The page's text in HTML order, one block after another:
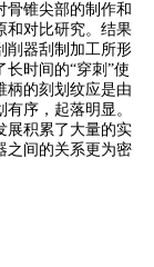
锥尖部的制作和
和对比研究。结果
削器刮制加工所形
时间的“穿刺”使
柄的刻划纹应是由
序，起落明显。
展积累了大量的实
之间的关系更为密